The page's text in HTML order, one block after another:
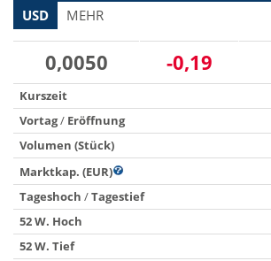
USD MEHR
0,0050 -0,19
Kurszeit
Vortag/ Eröffnung
Volumen (Stück)
Marktkap. (EUR)
Tageshoch /Tagestief
52 W. Hoch
52 W. Tief